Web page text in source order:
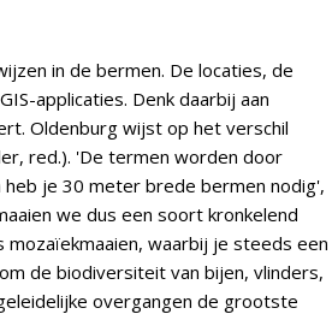
in de bermen. De locaties, de
applicaties. Denk daarbij aan
Oldenburg wijst op het verschil
red.). 'De termen worden door
je 30 meter brede bermen nodig',
we dus een soort kronkelend
waarbij je steeds een
de biodiversiteit van bijen, vlinders,
overgangen de grootste